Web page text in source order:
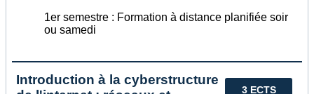
1er semestre : Formation à distance planifiée soir
ou samedi
3 ECTS
Introduction à la cyberstructure